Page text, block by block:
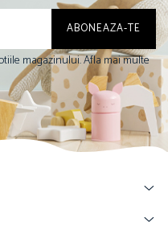
magazinului. Afla mai multe